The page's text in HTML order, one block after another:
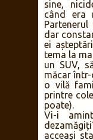
sine,
când era
dar
ei
tema la
un SUV,
măcar
o vilă
printre
poate).
Vi-i
acceași